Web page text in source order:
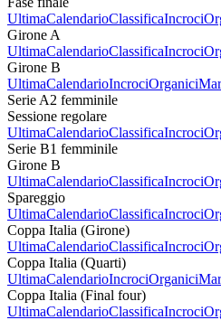
UltimaCalendarioClassificaIncroci
Girone A
UltimaCalendarioClassificaIncroci
Girone B
UltimaCalendarioIncrociOrganici
Serie A2 femminile
Sessione regolare
UltimaCalendarioClassificaIncroci
Serie B1 femminile
Girone B
UltimaCalendarioClassificaIncroci
Spareggio
UltimaCalendarioClassificaIncroci
Coppa Italia (Girone)
UltimaCalendarioClassificaIncroci
Coppa Italia (Quarti)
UltimaCalendarioIncrociOrganici
Coppa Italia (Final four)
UltimaCalendarioClassificaIncroci